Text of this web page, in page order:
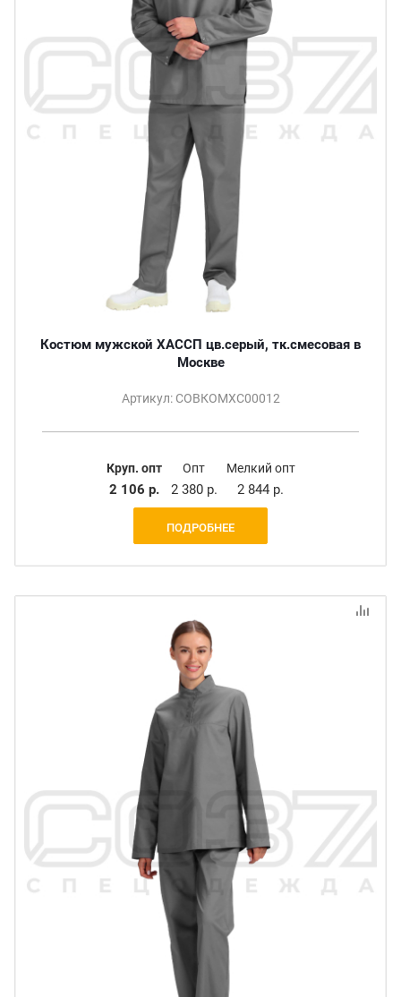
Костюм мужской ХАССП цв.серый, тк.смесовая в
Москве
Артикул: СОВКОМХС00012
Круп. опт
2 106 р.
Опт
2 380 р.
Мелкий опт
2 844 р.
ПОДРОБНЕЕ